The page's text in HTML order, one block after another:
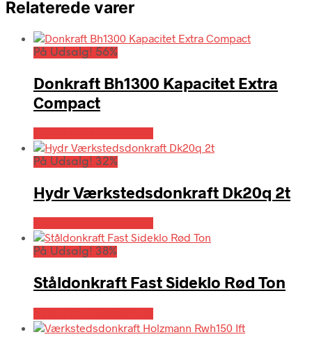
Relaterede varer
På Udsalg! 56%
Donkraft Bh1300 Kapacitet Extra
Compact
På Udsalg! 32%
Hydr Værkstedsdonkraft Dk20q 2t
På Udsalg! 38%
Ståldonkraft Fast Sideklo Rød Ton